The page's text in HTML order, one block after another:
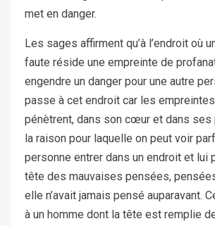
met en danger.
Les sages affirment qu’à l’endroit où
faute réside une empreinte de
engendre un danger pour une autre
passe à cet endroit car les
pénètrent, dans son cœur et dans ses
la raison pour laquelle on peut voir
personne entrer dans un endroit et lui
tête des mauvaises pensées,
elle n’avait jamais pensé auparavant.
à un homme dont la tête est remplie